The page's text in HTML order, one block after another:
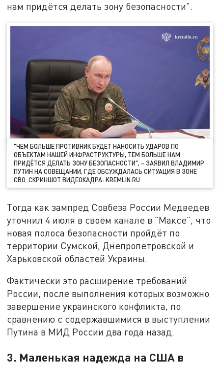
нам придётся делать зону безопасности".
"ЧЕМ БОЛЬШЕ ПРОТИВНИК БУДЕТ НАНОСИТЬ УДАРОВ ПО
ОБЪЕКТАМ НАШЕЙ ИНФРАСТРУКТУРЫ, ТЕМ БОЛЬШЕ НАМ
ПРИДЁТСЯ ДЕЛАТЬ ЗОНУ БЕЗОПАСНОСТИ", – ЗАЯВИЛ ВЛАДИМИР
ПУТИН НА СОВЕЩАНИИ, ГДЕ ОБСУЖДАЛАСЬ СИТУАЦИЯ В ЗОНЕ
СВО. СКРИНШОТ ВИДЕОКАДРА: KREMLIN.RU
Тогда как зампред Совбеза России Медведев
уточнил 4 июля в своём канале в "Максе", что
новая полоса безопасности пройдёт по
территории Сумской, Днепропетровской и
Харьковской областей Украины.
Фактически это расширение требований
России, после выполнения которых возможно
завершение украинского конфликта, по
сравнению с содержавшимися в выступлении
Путина в МИД России два года назад.
3. Маленькая надежда на США в